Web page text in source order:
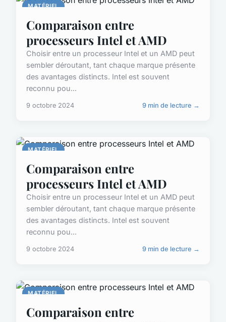
MATÉRIEL
Comparaison entre
processeurs Intel et AMD
Choisir entre un processeur Intel et un AMD peut
sembler déroutant, tant chaque marque présente
des avantages distincts. Intel est souvent
reconnu pou...
9 octobre 2024 9 min de lecture →
MATÉRIEL
Comparaison entre
processeurs Intel et AMD
Choisir entre un processeur Intel et un AMD peut
sembler déroutant, tant chaque marque présente
des avantages distincts. Intel est souvent
reconnu pou...
9 octobre 2024 9 min de lecture →
MATÉRIEL
Comparaison entre